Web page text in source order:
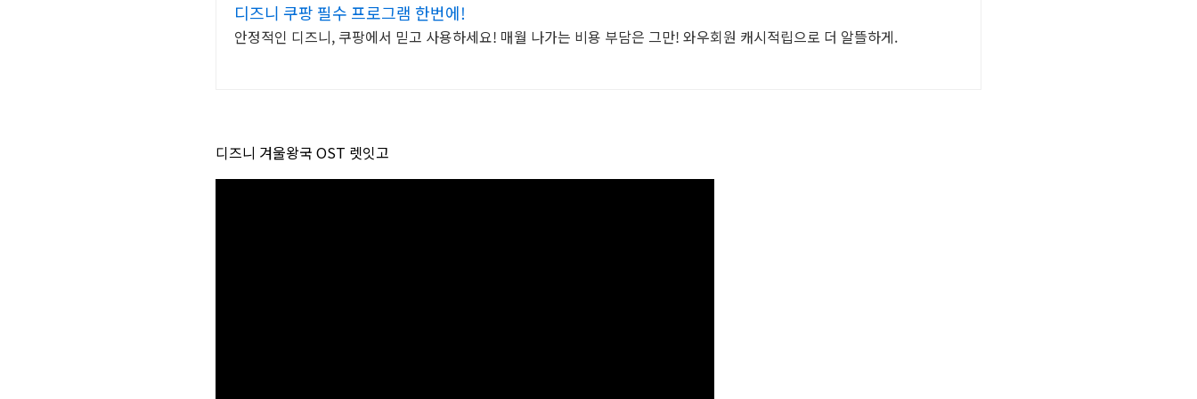
디즈니 쿠팡 필수 프로그램 한번에!
안정적인 디즈니, 쿠팡에서 믿고 사용하세요! 매월 나가는 비용 부담은 그만! 와우회원 캐시적립으로 더 알뜰하게.
디즈니 겨울왕국 OST 렛잇고